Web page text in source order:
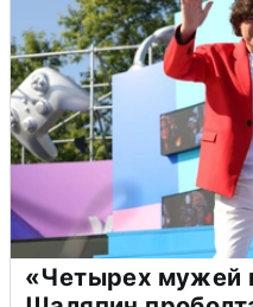
«Четырех мужей